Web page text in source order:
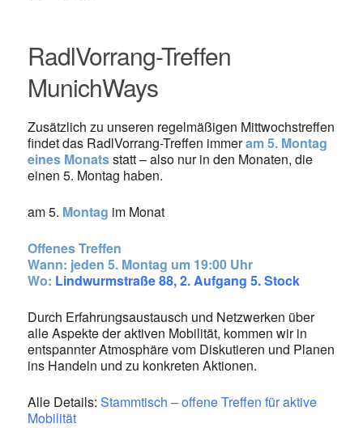
RadlVorrang-Treffen
MunichWays
Zusätzlich zu unseren regelmäßigen Mittwochstreffen
findet das RadlVorrang-Treffen immeram 5. Montag
eines Monatsstatt – also nur in den Monaten, die
einen 5. Montag haben.
am 5. Montag im Monat
Offenes Treffen
Wann: jeden 5. Montag um 19:00 Uhr
Wo: Lindwurmstraße 88, 2. Aufgang 5. Stock
Durch Erfahrungsaustausch und Netzwerken über
alle Aspekte der aktiven Mobilität, kommen wir in
entspannter Atmosphäre vom Diskutieren und Planen
ins Handeln und zu konkreten Aktionen.
Alle Details: Stammtisch – offene Treffen für aktive
Mobilität